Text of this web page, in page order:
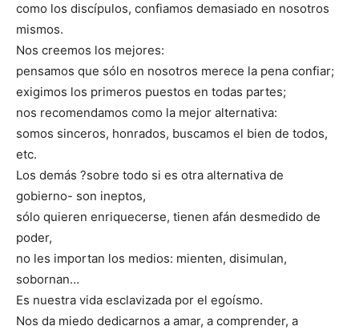
como los discípulos, confiamos demasiado en nosotros
mismos.
Nos creemos los mejores:
pensamos que sólo en nosotros merece la pena confiar;
exigimos los primeros puestos en todas partes;
nos recomendamos como la mejor alternativa:
somos sinceros, honrados, buscamos el bien de todos,
etc.
Los demás ?sobre todo si es otra alternativa de
gobierno- son ineptos,
sólo quieren enriquecerse, tienen afán desmedido de
poder,
no les importan los medios: mienten, disimulan,
sobornan…
Es nuestra vida esclavizada por el egoísmo.
Nos da miedo dedicarnos a amar, a comprender, a